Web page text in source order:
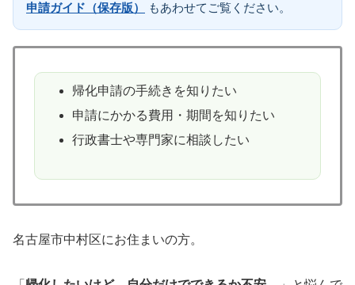
申請ガイド（保存版）
もあわせてご覧ください。
帰化申請の手続きを知りたい
申請にかかる費用・期間を知りたい
行政書士や専門家に相談したい
名古屋市中村区にお住まいの方。